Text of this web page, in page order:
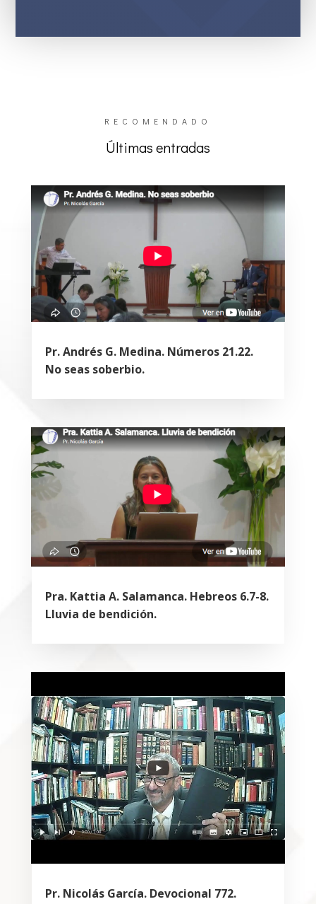
RECOMENDADO
Últimas entradas
Pr. Andrés G. Medina. Números 21.22.
No seas soberbio.
Pra. Kattia A. Salamanca. Hebreos 6.7-8.
Lluvia de bendición.
Pr. Nicolás García. Devocional 772.